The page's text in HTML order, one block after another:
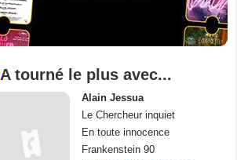
A tourné le plus avec...
Alain Jessua
Le Chercheur inquiet
En toute innocence
Frankenstein 90